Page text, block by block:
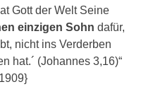
Gott der Welt Seine
einzigen Sohn dafür,
nicht ins Verderben
hat.´ (Johannes 3,16)“